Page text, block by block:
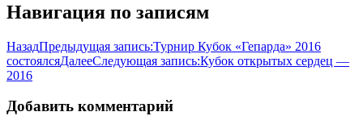
Навигация по записям
НазадПредыдущая запись:Турнир Кубок «Гепарда» 2016
состоялсяДалееСледующая запись:Кубок открытых сердец —
2016
Добавить комментарий